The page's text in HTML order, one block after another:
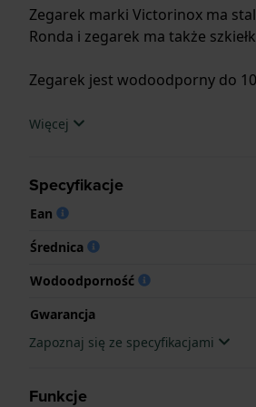
Zegarek marki Victorinox ma
Ronda i zegarek ma także
Zegarek jest wodoodporny do
.Więcej
Specyfikacje
Ean
Średnica
Wodoodporność
Gwarancja
Zapoznaj się ze specyfikacjami
Funkcje